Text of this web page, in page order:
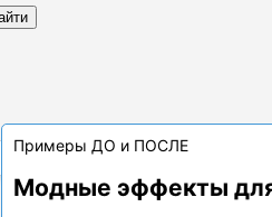
Примеры ДО и ПОСЛЕ
Модные эффекты